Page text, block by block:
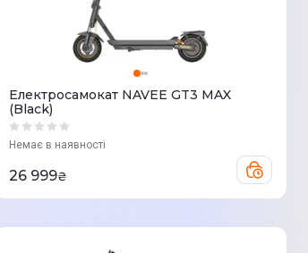
Електросамокат NAVEE GT3 MAX
(Black)
Немає в наявності
26 999₴